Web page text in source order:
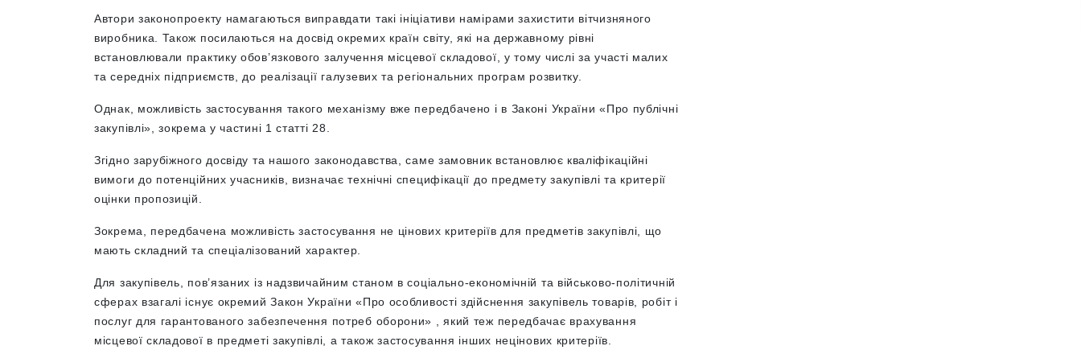
Автори законопроекту намагаються виправдати такі ініціативи намірами захистити вітчизняного
виробника. Також посилаються на досвід окремих країн світу, які на державному рівні
встановлювали практику обов’язкового залучення місцевої складової, у тому числі за участі малих
та середніх підприємств, до реалізації галузевих та регіональних програм розвитку.
Однак, можливість застосування такого механізму вже передбачено і в Законі України «Про публічні
закупівлі», зокрема у частині 1 статті 28.
Згідно зарубіжного досвіду та нашого законодавства, саме замовник встановлює кваліфікаційні
вимоги до потенційних учасників, визначає технічні специфікації до предмету закупівлі та критерії
оцінки пропозицій.
Зокрема, передбачена можливість застосування не цінових критеріїв для предметів закупівлі, що
мають складний та спеціалізований характер.
Для закупівель, пов’язаних із надзвичайним станом в соціально-економічній та військово-політичній
сферах взагалі існує окремий Закон України «Про особливості здійснення закупівель товарів, робіт і
послуг для гарантованого забезпечення потреб оборони» , який теж передбачає врахування
місцевої складової в предметі закупівлі, а також застосування інших нецінових критеріїв.